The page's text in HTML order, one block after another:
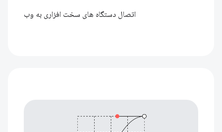
اتصال دستگاه های سخت افزاری به وب